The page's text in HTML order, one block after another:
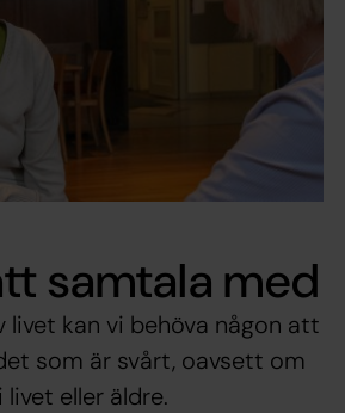
samtala med
livet kan vi behöva någon att
som är svårt, oavsett om
eller äldre.